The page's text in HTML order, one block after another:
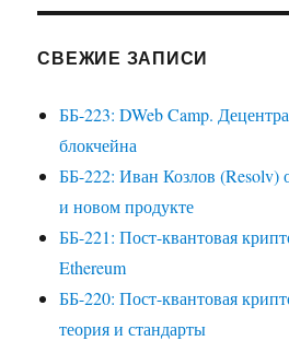
СВЕЖИЕ ЗАПИСИ
ББ-223: DWeb Camp.
блокчейна
ББ-222: Иван Козлов (Resolv)
и новом продукте
ББ-221: Пост-квантовая
Ethereum
ББ-220: Пост-квантовая
теория и стандарты